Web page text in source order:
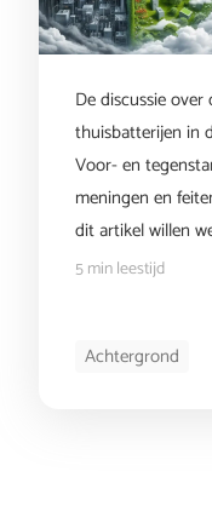
De discussie
thuisbatterijen in
Voor- en
meningen en
dit artikel willen
5 min leestijd
Achtergrond